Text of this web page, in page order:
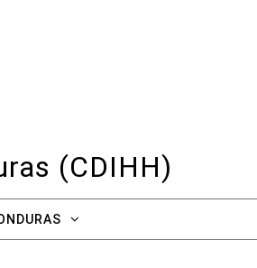
(CDIHH)